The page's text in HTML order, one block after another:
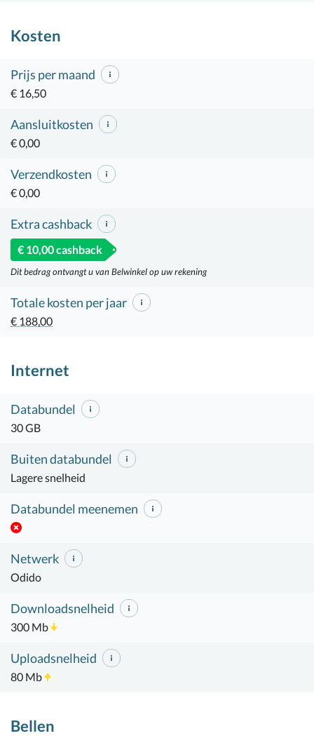
Kosten
Prijs per maand
€ 16,50
Aansluitkosten
€ 0,00
Verzendkosten
€ 0,00
Extra cashback
€ 10,00 cashback
Dit bedrag ontvangt u van Belwinkel op uw rekening
Totale kosten per jaar
€ 188,00
Internet
Databundel
30 GB
Buiten databundel
Lagere snelheid
Databundel meenemen
Netwerk
Odido
Downloadsnelheid
300 Mb
Uploadsnelheid
80 Mb
Bellen